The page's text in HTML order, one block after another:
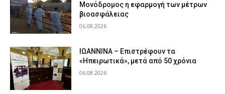
Μονόδρομος η εφαρμογή των μέτρων
βιοασφάλειας
06.08.2026
ΙΩΑΝΝΙΝΑ – Επιστρέφουν τα
«Ηπειρωτικά», μετά από 50 χρόνια
06.08.2026